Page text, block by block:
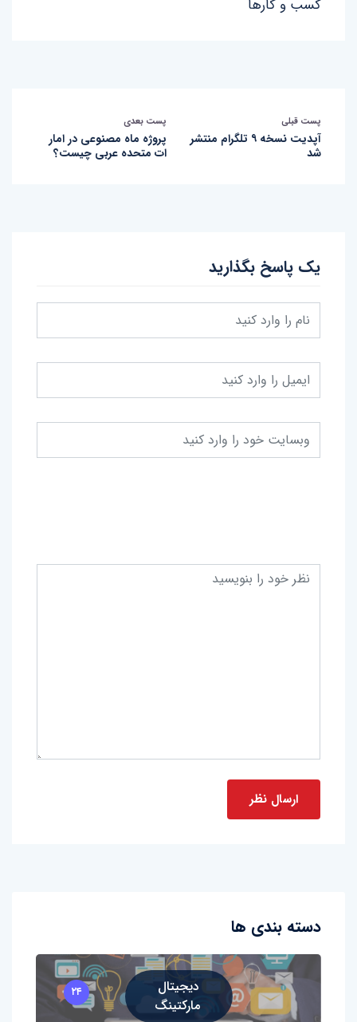
کسب و کارها
پست قبلی
آپدیت نسخه ۹ تلگرام منتشر
شد
پست بعدی
پروژه ماه مصنوعی در امار
ات متحده عربی چیست؟
یک پاسخ بگذارید
دسته بندی ها
دیجیتال
مارکتینگ
۲۴